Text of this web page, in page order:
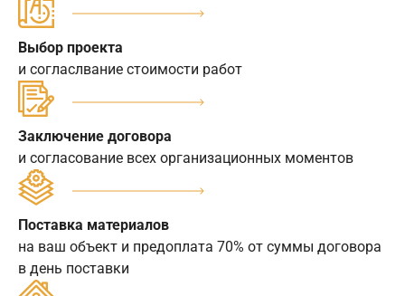
Выбор проекта
и согласлвание стоимости работ
Заключение договора
и согласование всех организационных моментов
Поставка материалов
на ваш объект и предоплата 70% от суммы договора
в день поставки